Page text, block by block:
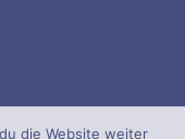
die Website weiter